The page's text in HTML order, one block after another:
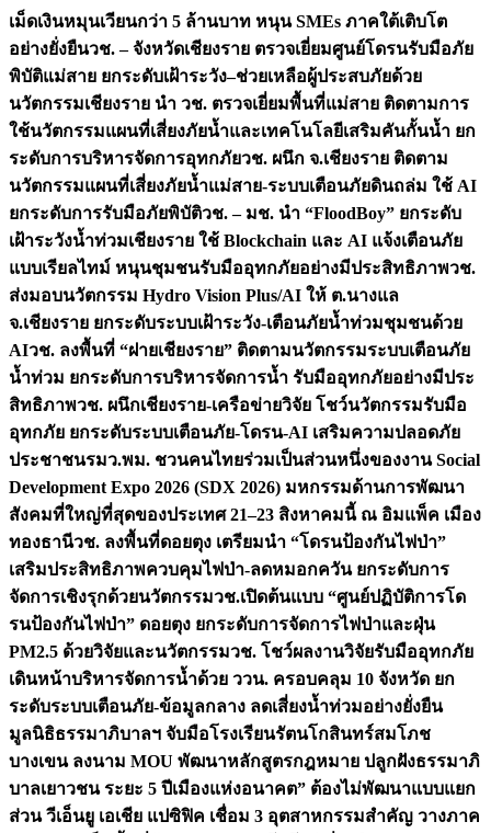
เม็ดเงินหมุนเวียนกว่า 5 ล้านบาท หนุน SMEs ภาคใต้เติบโต
อย่างยั่งยืนวช. – จังหวัดเชียงราย ตรวจเยี่ยมศูนย์โดรนรับมือภัย
พิบัติแม่สาย ยกระดับเฝ้าระวัง–ช่วยเหลือผู้ประสบภัยด้วย
นวัตกรรมเชียงราย นำ วช. ตรวจเยี่ยมพื้นที่แม่สาย ติดตามการ
ใช้นวัตกรรมแผนที่เสี่ยงภัยน้ำและเทคโนโลยีเสริมคันกั้นน้ำ ยก
ระดับการบริหารจัดการอุทกภัยวช. ผนึก จ.เชียงราย ติดตาม
นวัตกรรมแผนที่เสี่ยงภัยน้ำแม่สาย-ระบบเตือนภัยดินถล่ม ใช้ AI
ยกระดับการรับมือภัยพิบัติวช. – มช. นำ “FloodBoy” ยกระดับ
เฝ้าระวังน้ำท่วมเชียงราย ใช้ Blockchain และ AI แจ้งเตือนภัย
แบบเรียลไทม์ หนุนชุมชนรับมืออุทกภัยอย่างมีประสิทธิภาพวช.
ส่งมอบนวัตกรรม Hydro Vision Plus/AI ให้ ต.นางแล
จ.เชียงราย ยกระดับระบบเฝ้าระวัง-เตือนภัยน้ำท่วมชุมชนด้วย
AIวช. ลงพื้นที่ “ฝายเชียงราย” ติดตามนวัตกรรมระบบเตือนภัย
น้ำท่วม ยกระดับการบริหารจัดการน้ำ รับมืออุทกภัยอย่างมีประ
สิทธิภาพวช. ผนึกเชียงราย-เครือข่ายวิจัย โชว์นวัตกรรมรับมือ
อุทกภัย ยกระดับระบบเตือนภัย-โดรน-AI เสริมความปลอดภัย
ประชาชนรมว.พม. ชวนคนไทยร่วมเป็นส่วนหนึ่งของงาน Social
Development Expo 2026 (SDX 2026) มหกรรมด้านการพัฒนา
สังคมที่ใหญ่ที่สุดของประเทศ 21–23 สิงหาคมนี้ ณ อิมแพ็ค เมือง
ทองธานีวช. ลงพื้นที่ดอยตุง เตรียมนำ “โดรนป้องกันไฟป่า”
เสริมประสิทธิภาพควบคุมไฟป่า-ลดหมอกควัน ยกระดับการ
จัดการเชิงรุกด้วยนวัตกรรมวช.เปิดต้นแบบ “ศูนย์ปฏิบัติการโด
รนป้องกันไฟป่า” ดอยตุง ยกระดับการจัดการไฟป่าและฝุ่น
PM2.5 ด้วยวิจัยและนวัตกรรมวช. โชว์ผลงานวิจัยรับมืออุทกภัย
เดินหน้าบริหารจัดการน้ำด้วย ววน. ครอบคลุม 10 จังหวัด ยก
ระดับระบบเตือนภัย-ข้อมูลกลาง ลดเสี่ยงน้ำท่วมอย่างยั่งยืน
มูลนิธิธรรมาภิบาลฯ จับมือโรงเรียนรัตนโกสินทร์สมโภช
บางเขน ลงนาม MOU พัฒนาหลักสูตรกฎหมาย ปลูกฝังธรรมาภิ
บาลเยาวชน ระยะ 5 ปีเมืองแห่งอนาคต” ต้องไม่พัฒนาแบบแยก
ส่วน วีเอ็นยู เอเชีย แปซิฟิค เชื่อม 3 อุตสาหกรรมสำคัญ วางภาค